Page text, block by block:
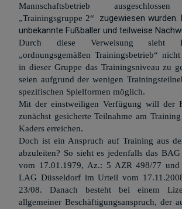
Mannschaftsbetrieb
„Trainingsgruppe 2“ zugewiesen wurden.
unbekannte Fußballer und teilweise
Durch diese Verweisung sieht
„ordnungsgemäßen Trainingsbetrieb“
in dieser Gruppe das Trainingsniveau zu
seien aufgrund der wenigen
spezifischen Spielformen möglich.
Mit der einstweiligen Verfügung will der
zunächst gesicherte Teilnahme am
Kaders erreichen.
Doch ist ein Anspruch auf Training aus
abzuleiten? So sieht es jedenfalls das
vom 17.01.1979, Az.: 5 AZR 498/77 und
LAG Düsseldorf im Urteil vom
23/08. Danach besteht bei einem
allgemeiner Beschäftigungsanspruch, der